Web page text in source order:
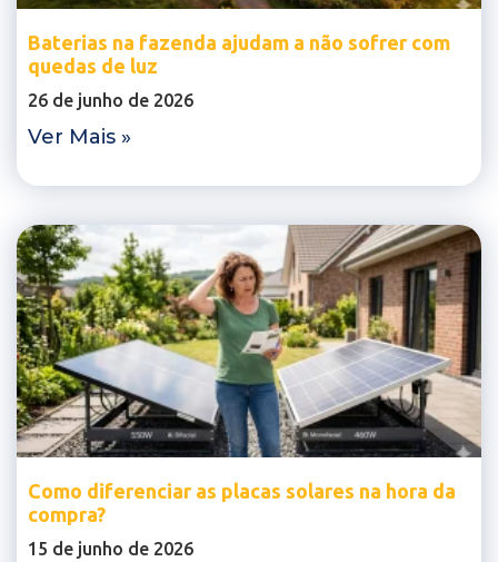
Baterias na fazenda ajudam a não sofrer com
quedas de luz
26 de junho de 2026
Ver Mais »
Como diferenciar as placas solares na hora da
compra?
15 de junho de 2026